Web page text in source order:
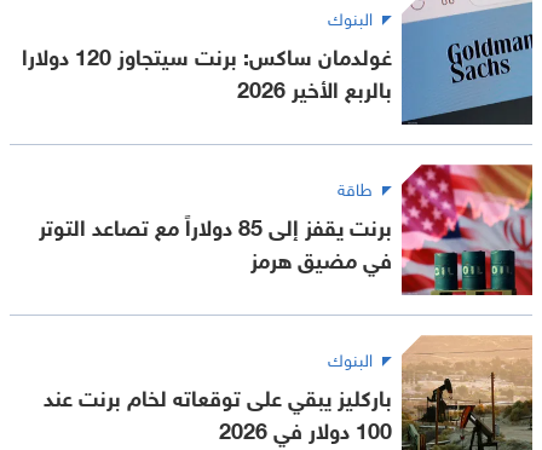
البنوك
غولدمان ساكس: برنت سيتجاوز 120 دولارا
بالربع الأخير 2026
طاقة
برنت يقفز إلى 85 دولاراً مع تصاعد التوتر
في مضيق هرمز
البنوك
باركليز يبقي على توقعاته لخام برنت عند
100 دولار في 2026